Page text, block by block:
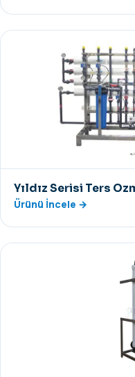
Yıldız Serisi Ters
Ürünü İncele →